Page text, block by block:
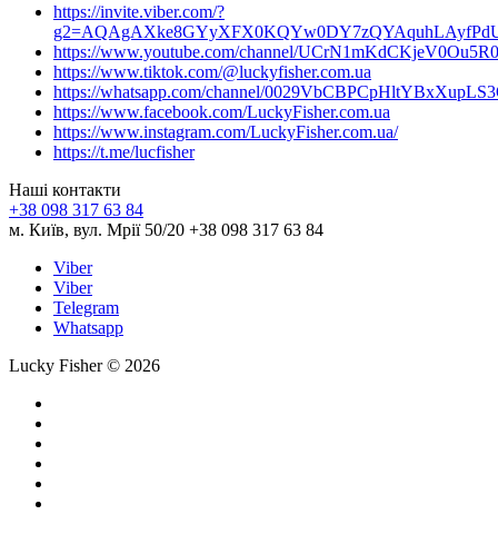
https://invite.viber.com/?
https://www.youtube.com/channel/
https://www.tiktok.com/@luckyfisher.com.ua
https://whatsapp.com/channel/
https://www.facebook.com/LuckyFisher.com.ua
https://www.instagram.com/LuckyFisher.com.ua/
https://t.me/lucfisher
Наші контакти
+38 098 317 63 84
м. Київ, вул. Мрії 50/20 +38 098 317 63 84
Viber
Viber
Telegram
Whatsapp
Lucky Fisher © 2026